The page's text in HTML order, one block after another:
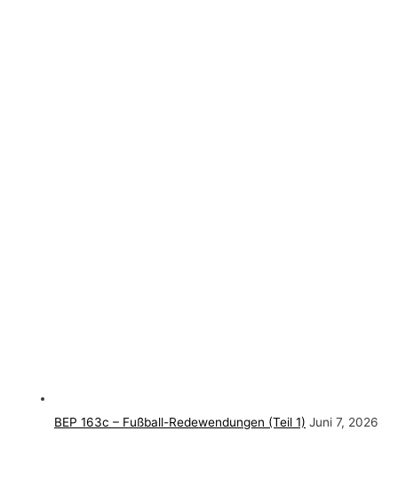
BEP 163c – Fußball-Redewendungen (Teil 1) Juni 7, 2026